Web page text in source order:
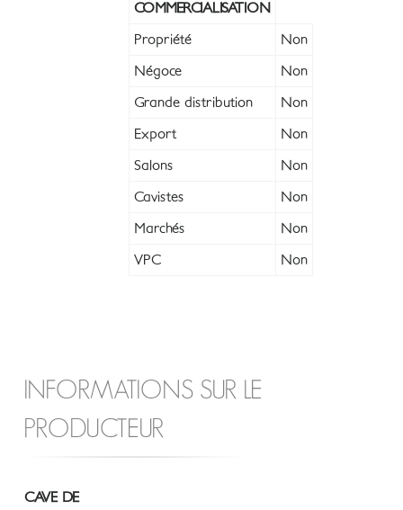
COMMERCIALISATION
Propriété Non
Négoce Non
Grande distribution Non
Export Non
Salons Non
Cavistes Non
Marchés Non
VPC Non
INFORMATIONS SUR LE
PRODUCTEUR
CAVE DE